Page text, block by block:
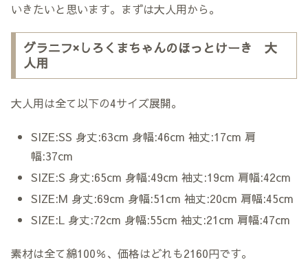
いきたいと思います。まずは大人用から。
グラニフ×しろくまちゃんのほっとけーき 大
人用
大人用は全て以下の4サイズ展開。
SIZE:SS 身丈:63cm 身幅:46cm 袖丈:17cm 肩
幅:37cm
SIZE:S 身丈:65cm 身幅:49cm 袖丈:19cm 肩幅:42cm
SIZE:M 身丈:69cm 身幅:51cm 袖丈:20cm 肩幅:45cm
SIZE:L 身丈:72cm 身幅:55cm 袖丈:21cm 肩幅:47cm
素材は全て綿100％、価格はどれも2160円です。